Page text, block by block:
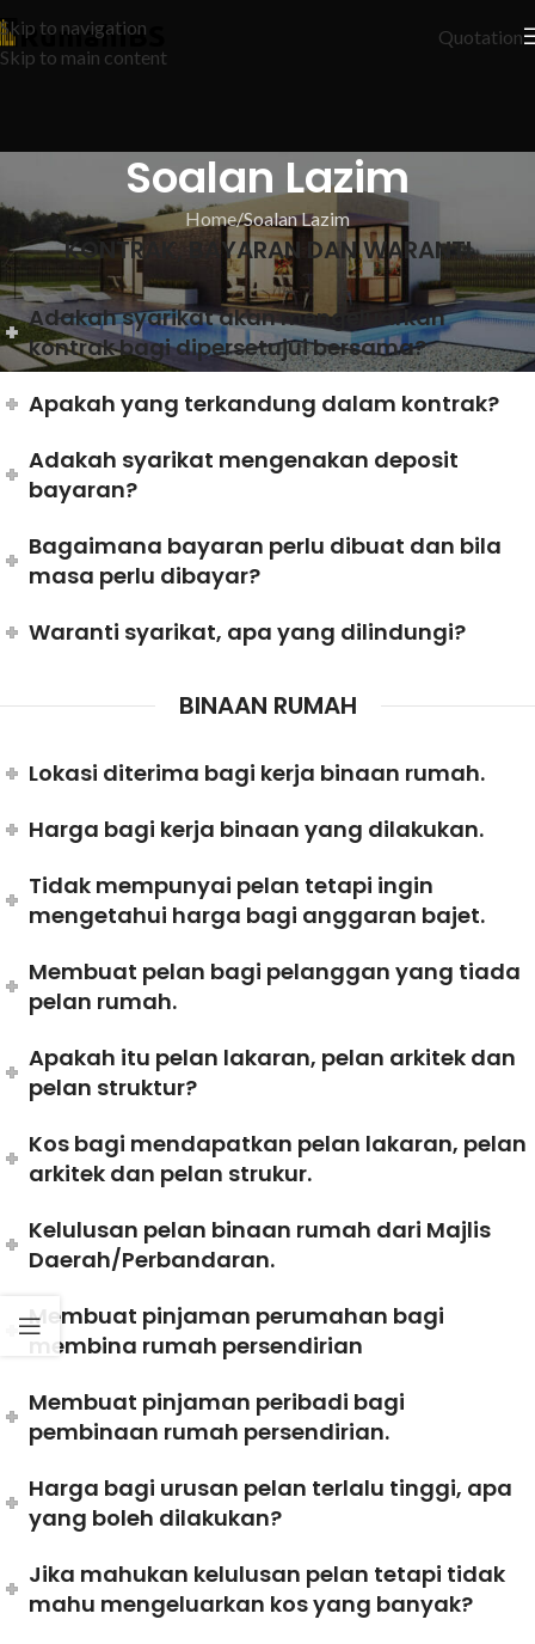
Skip to navigation
Skip to main content
Quotation
Soalan Lazim
Home Soalan Lazim
KONTRAK, BAYARAN DAN WARANTI
Adakah syarikat akan mengeluarkan
kontrak bagi dipersetujui bersama?
Apakah yang terkandung dalam kontrak?
Adakah syarikat mengenakan deposit
bayaran?
Bagaimana bayaran perlu dibuat dan bila
masa perlu dibayar?
Waranti syarikat, apa yang dilindungi?
BINAAN RUMAH
Lokasi diterima bagi kerja binaan rumah.
Harga bagi kerja binaan yang dilakukan.
Tidak mempunyai pelan tetapi ingin
mengetahui harga bagi anggaran bajet.
Membuat pelan bagi pelanggan yang tiada
pelan rumah.
Apakah itu pelan lakaran, pelan arkitek dan
pelan struktur?
Kos bagi mendapatkan pelan lakaran, pelan
arkitek dan pelan strukur.
Kelulusan pelan binaan rumah dari Majlis
Daerah/Perbandaran.
Membuat pinjaman perumahan bagi
membina rumah persendirian
Membuat pinjaman peribadi bagi
pembinaan rumah persendirian.
Harga bagi urusan pelan terlalu tinggi, apa
yang boleh dilakukan?
Jika mahukan kelulusan pelan tetapi tidak
mahu mengeluarkan kos yang banyak?